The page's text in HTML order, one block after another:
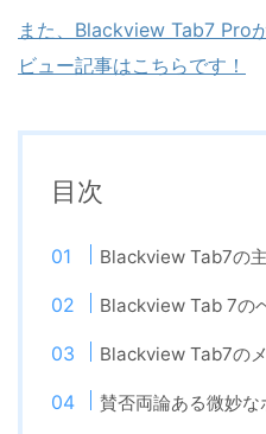
また、Blackview Tab7 Pro
ビュー記事はこちらです！
目次
Blackview Tab7の
Blackview Tab 7の
Blackview Tab7の
賛否両論ある微妙な